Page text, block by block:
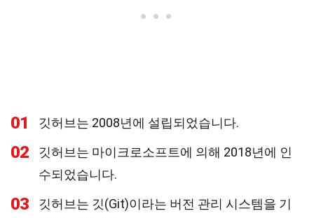
01 깃허브는 2008년에 설립되었습니다.
02
깃허브는 마이크로소프트에 의해 2018년에 인
수되었습니다.
03
깃허브는 깃(Git)이라는 버전 관리 시스템을 기